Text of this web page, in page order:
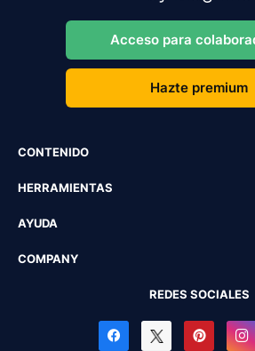
Acceso para
Hazte premium
CONTENIDO
HERRAMIENTAS
AYUDA
COMPANY
REDES SOCIALES